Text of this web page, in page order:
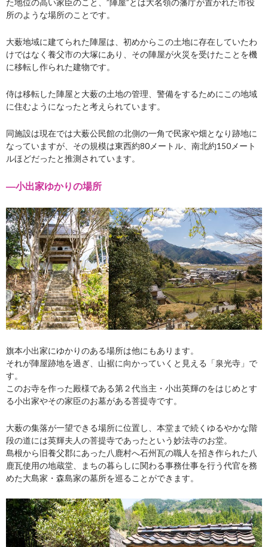
た地位の高い家臣のこと、 ”陣屋”とは大名領の藩庁が置かれた市役
所のような場所のことです。
大薮地域に建てられた陣屋は、初めからこの土地に存在していたわ
けではなく養父市の大塚にあり、その陣屋が火災を受けたことを機
に移転し作られた建物です。
侍は移転した陣屋と大薮の土地の管理、警備をするためにこの地域
に住むようになったと考えられています。
同施設は現在では大薮公民館の北側の一角で民家や畑となり跡地に
なっていますが、その規模は東西約80メートル、南北約150メート
ルほどだったと推測されています。
―小出家ゆかりの場所
旗本小出家にゆかりのある場所は他にもあります。
それが陣屋跡地を過ぎ、山裾に向かっていくと見える「泉光寺」で
す。
このお寺を作った殿様である第２代当主・小出英輝のをはじめとす
る小出家やその家臣のお墓がある菩提寺です。
大薮の集落が一望できる場所に位置し、 本堂まで続くゆるやかな階
段の道には英輝夫人の菩提寺であったという妙法寺のお堂。
島根から旧養父郡にあった八鹿村へ石州瓦の職人を招き作られた八
鹿瓦使用の地蔵堂、まちの暮らしに関わる事務仕事を行う代官を務
めた大島家・森島家の墓所を巡ることができます。